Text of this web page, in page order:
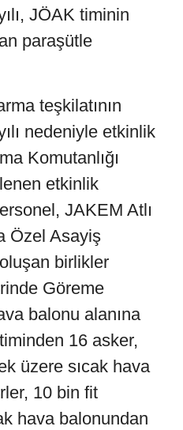
JÖAK timinin
paraşütle
teşkilatının
nedeniyle etkinlik
Komutanlığı
etkinlik
JAKEM Atlı
Özel Asayiş
birlikler
Göreme
balonu alanına
16 asker,
üzere sıcak hava
10 bin fit
hava balonundan